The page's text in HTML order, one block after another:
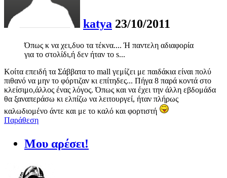
katya 23/10/2011
Όπως κ να χει,δυο τα τέκνα.... Ή παντελη αδιαφορία
για το στολίδι,ή δεν ήταν το s...
Κοίτα επειδή τα Σάββατα το mall γεμίζει με παιδάκια είναι πολύ
πιθανό να μην το φόρτιζαν κι επίτηδες... Πήγα 8 παρά κοντά στο
κλείσιμο,άλλος ένας λόγος. Όπως και να έχει την άλλη εβδομάδα
θα ξαναπεράσω κι ελπίζω να λειτουργεί, ήταν πλήρως
καλωδιομένο άντε και με το καλό και φορτιστή
Παράθεση
Μου αρέσει!